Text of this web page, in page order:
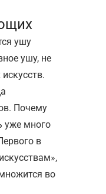
ушу
ушу, не
Почему
уже много
в
во